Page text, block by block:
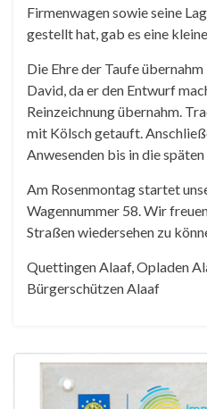
Firmenwagen sowie seine
gestellt hat, gab es eine
Die Ehre der Taufe
David, da er den Entwurf
Reinzeichnung übernahm.
mit Kölsch getauft.
Anwesenden bis in die
Am Rosenmontag startet
Wagennummer 58. Wir
Straßen wiedersehen zu
Quettingen Alaaf, Opladen
Bürgerschützen Alaaf